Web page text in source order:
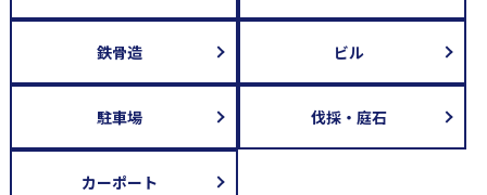
鉄骨造 ビル
駐車場 伐採・庭石
カーポート